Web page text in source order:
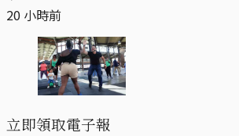
20 小時前
立即領取電子報